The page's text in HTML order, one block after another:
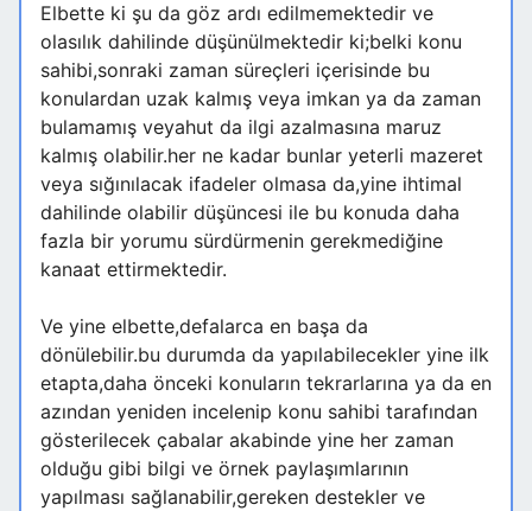
Elbette ki şu da göz ardı edilmemektedir ve
olasılık dahilinde düşünülmektedir ki;belki konu
sahibi,sonraki zaman süreçleri içerisinde bu
konulardan uzak kalmış veya imkan ya da zaman
bulamamış veyahut da ilgi azalmasına maruz
kalmış olabilir.her ne kadar bunlar yeterli mazeret
veya sığınılacak ifadeler olmasa da,yine ihtimal
dahilinde olabilir düşüncesi ile bu konuda daha
fazla bir yorumu sürdürmenin gerekmediğine
kanaat ettirmektedir.
Ve yine elbette,defalarca en başa da
dönülebilir.bu durumda da yapılabilecekler yine ilk
etapta,daha önceki konuların tekrarlarına ya da en
azından yeniden incelenip konu sahibi tarafından
gösterilecek çabalar akabinde yine her zaman
olduğu gibi bilgi ve örnek paylaşımlarının
yapılması sağlanabilir,gereken destekler ve